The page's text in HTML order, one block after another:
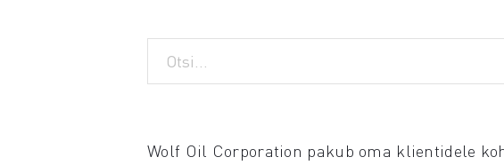
Wolf Oil Corporation pakub oma klientidele